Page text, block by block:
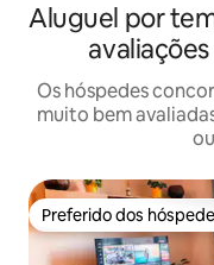
Aluguel por
Os hóspedes
muito bem
Preferido dos
Preferido dos